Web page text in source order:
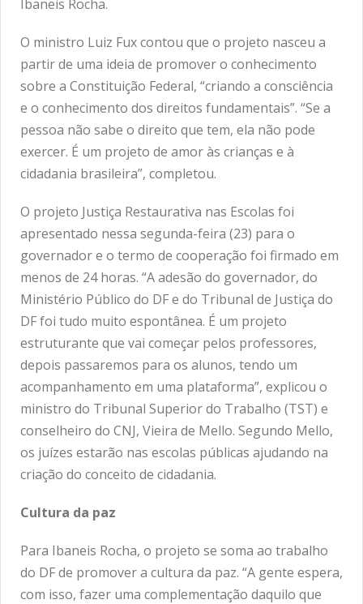
Ibaneis Rocha.
O ministro Luiz Fux contou que o projeto nasceu a
partir de uma ideia de promover o conhecimento
sobre a Constituição Federal, “criando a consciência
e o conhecimento dos direitos fundamentais”. “Se a
pessoa não sabe o direito que tem, ela não pode
exercer. É um projeto de amor às crianças e à
cidadania brasileira”, completou.
O projeto Justiça Restaurativa nas Escolas foi
apresentado nessa segunda-feira (23) para o
governador e o termo de cooperação foi firmado em
menos de 24 horas. “A adesão do governador, do
Ministério Público do DF e do Tribunal de Justiça do
DF foi tudo muito espontânea. É um projeto
estruturante que vai começar pelos professores,
depois passaremos para os alunos, tendo um
acompanhamento em uma plataforma”, explicou o
ministro do Tribunal Superior do Trabalho (TST) e
conselheiro do CNJ, Vieira de Mello. Segundo Mello,
os juízes estarão nas escolas públicas ajudando na
criação do conceito de cidadania.
Cultura da paz
Para Ibaneis Rocha, o projeto se soma ao trabalho
do DF de promover a cultura da paz. “A gente espera,
com isso, fazer uma complementação daquilo que